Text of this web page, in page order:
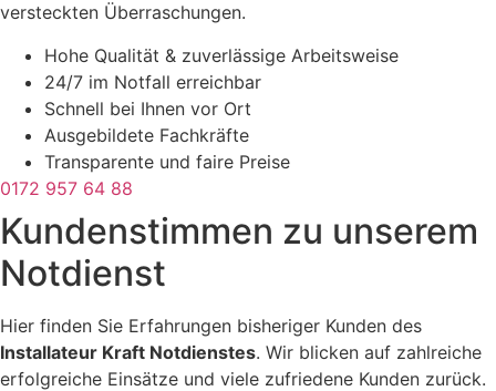
versteckten Überraschungen.
Hohe Qualität & zuverlässige Arbeitsweise
24/7 im Notfall erreichbar
Schnell bei Ihnen vor Ort
Ausgebildete Fachkräfte
Transparente und faire Preise
0172 957 64 88
Kundenstimmen zu unserem
Notdienst
Hier finden Sie Erfahrungen bisheriger Kunden des
Installateur Kraft Notdienstes. Wir blicken auf zahlreiche
erfolgreiche Einsätze und viele zufriedene Kunden zurück.